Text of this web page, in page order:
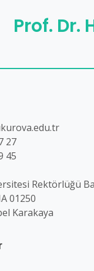
Prof. Dr.
27
45
Rektörlüğü
01250
Karakaya